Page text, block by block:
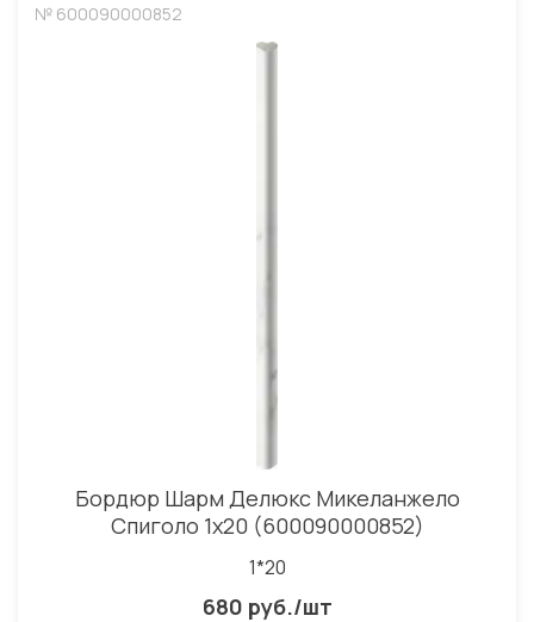
№ 600090000852
Бордюр Шарм Делюкс Микеланжело
Спиголо 1x20 (600090000852)
1*20
680 руб./шт